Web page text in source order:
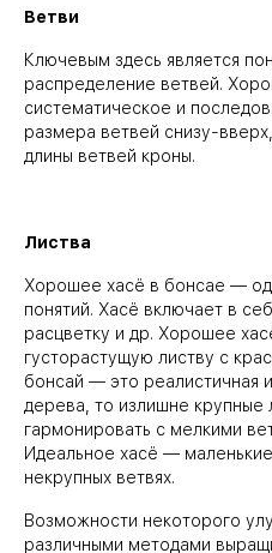
Ветви
Ключевым здесь является
распределение ветвей.
систематическое и
размера ветвей снизу-
длины ветвей кроны.
Листва
Хорошее хасё в бонсае —
понятий. Хасё включает в
расцветку и др. Хорошее
густорастущую листву с
бонсай — это реалистичная
дерева, то излишне крупные
гармонировать с мелкими
Идеальное хасё —
некрупных ветвях.
Возможности некоторого
различными методами